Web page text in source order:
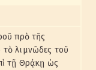
πρὸ τῆς
λιμνῶδες τοῦ
τῇ Θρᾴκῃ ὡς